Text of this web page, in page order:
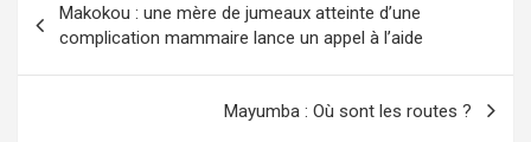
de
l’article
Makokou : une mère de jumeaux atteinte d’une
complication mammaire lance un appel à l’aide
Mayumba : Où sont les routes ?